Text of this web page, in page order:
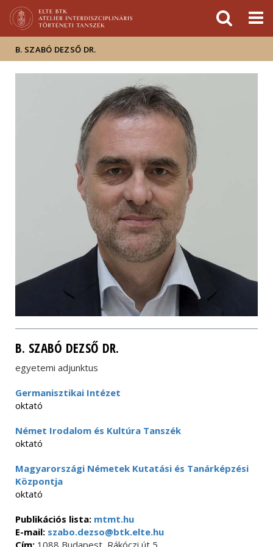
Hírek
Események
ELTE a
sajtóban
B. SZABÓ DEZSŐ DR.
B. SZABÓ DEZSŐ DR.
egyetemi adjunktus
Germanisztikai Intézet
oktató
Német Irodalom és Kultúra Tanszék
oktató
Magyarországi Németek Kutatási és Tanárképzési
Központja
oktató
Publikációs lista: mtmt.hu
E-mail: szabo.dezso@btk.elte.hu
Cím: 1088 Budapest, Rákóczi út 5.